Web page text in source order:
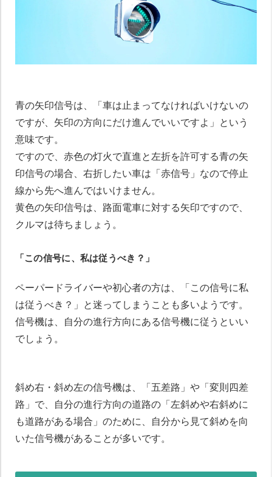
青の矢印信号は、「車は止まってなければいけないの
ですが、矢印の方向にだけ進んでいいですよ」という
意味です。
ですので、赤色の灯火で直進と左折を許可する青の矢
印信号の場合、右折したい車は「赤信号」なので停止
線から先へ進んではいけません。
黄色の矢印信号は、路面電車に対する矢印ですので、
クルマは待ちましょう。
「この信号に、私は従うべき？」
ペーパードライバーや初心者の方は、「この信号に私
は従うべき？」と迷ってしまうことも多いようです。
信号機は、自分の進行方向にある信号機に従うといい
でしょう。
斜め右・斜め左の信号機は、「五差路」や「変則四差
路」で、自分の進行方向の道路の「左斜めや右斜めに
も道路がある場合」のために、自分から見て斜めを向
いた信号機があることが多いです。